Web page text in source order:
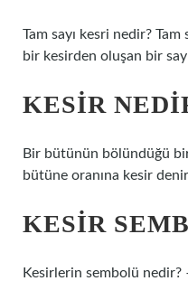
Tam sayı kesri nedir?
bir kesirden oluşan bir
KESIR
Bir bütünün bölündüğü
bütüne oranına kesir
KESIR
Kesirlerin sembolü nedir?